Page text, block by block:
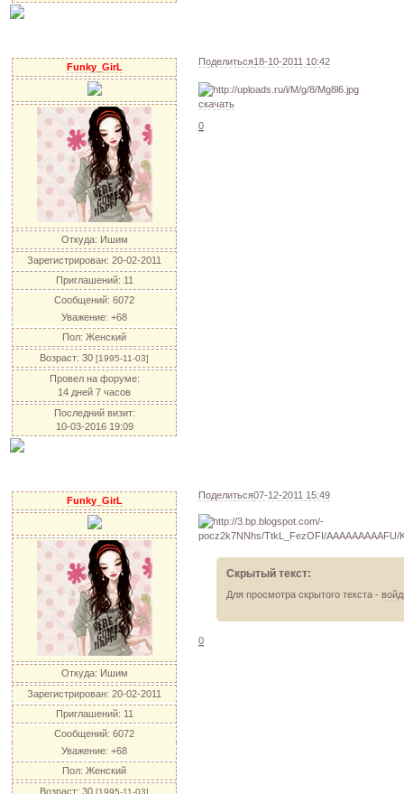
Поделиться18-10-2011 10:42
Funky_GirL
Откуда: Ишим
Зарегистрирован: 20-02-2011
Приглашений: 11
Сообщений: 6072
Уважение: +68
Пол: Женский
Возраст: 30 [1995-11-03]
Провел на форуме:
14 дней 7 часов
Последний визит:
10-03-2016 19:09
скачать
0
Поделиться07-12-2011 15:49
Funky_GirL
Откуда: Ишим
Зарегистрирован: 20-02-2011
Приглашений: 11
Сообщений: 6072
Уважение: +68
Пол: Женский
Возраст: 30 [1995-11-03]
Скрытый текст:
Для просмотра скрытого текста -
0